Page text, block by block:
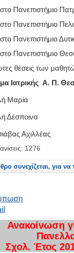
Πανεπιστήμιο
Πανεπιστήμιο
Πανεπιστήμιο
Πανεπιστήμιο
θέσεις των
Ιατρικής Α. Π.
1276
συνεχίζεται, για
Ανακοίνωση
Σχολ. Έτος